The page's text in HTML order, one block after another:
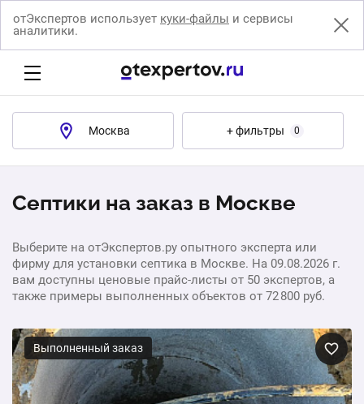
отЭкспертов использует куки-файлы и сервисы
аналитики.
Москва + фильтры 0
Септики на заказ в Москве
Выберите на отЭкспертов.ру опытного эксперта или
фирму для установки септика в Москве. На 09.08.2026 г.
вам доступны ценовые прайс-листы от 50 экспертов, а
также примеры выполненных объектов от 72 800 руб.
Выполненный заказ